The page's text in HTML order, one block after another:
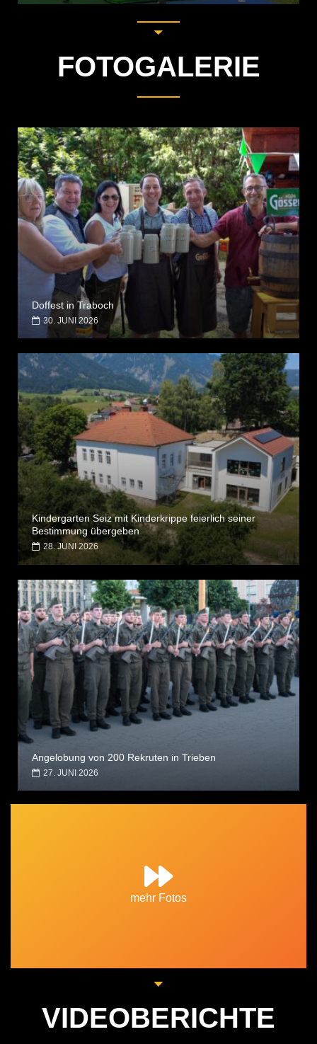
FOTOGALERIE
Doffest in Traboch
30. JUNI 2026
Kindergarten Seiz mit Kinderkrippe feierlich seiner
Bestimmung übergeben
28. JUNI 2026
Angelobung von 200 Rekruten in Trieben
27. JUNI 2026
mehr Fotos
VIDEOBERICHTE